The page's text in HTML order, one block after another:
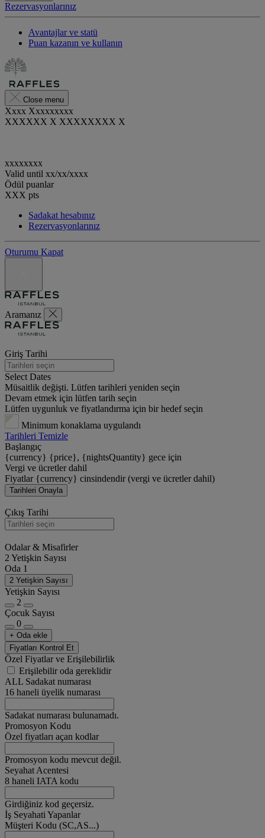
Rezervasyonlarınız
Avantajlar ve statü
Puan kazanın ve kullanın
Close menu
Xxxx Xxxxxxxxx
XXXXXX X XXXXXXXX X
xxxxxxxx
Valid until xx/xx/xxxx
Ödül puanlar
XXX pts
Sadakat hesabınız
Rezervasyonlarınız
Oturumu Kapat
Aramanız
Giriş Tarihi
Select Dates
Müsaitlik değişti. Lütfen tarihleri yeniden seçin
Devam etmek için lütfen tarih seçin
Lütfen uygunluk ve fiyatlandırma için bir hedef seçin
Minimum konaklama uygulandı
Tarihleri Temizle
Başlangıç
{currency} {price}, {nightsQuantity} gece için
Vergi ve ücretler dahil
Fiyatlar {currency} cinsindendir (vergi ve ücretler dahil)
Tarihleri Onayla
Çıkış Tarihi
Odalar & Misafirler
2 Yetişkin Sayısı
Oda 1
2 Yetişkin Sayısı
Yetişkin Sayısı
2
Çocuk Sayısı
0
+ Oda ekle
Fiyatları Kontrol Et
Özel Fiyatlar ve Erişilebilirlik
Erişilebilir oda gereklidir
ALL Sadakat numarası
16 haneli üyelik numarası
Sadakat numarası bulunamadı.
Promosyon Kodu
Özel fiyatları açan kodlar
Promosyon kodu mevcut değil.
Seyahat Acentesi
8 haneli IATA kodu
Girdiğiniz kod geçersiz.
İş Seyahati Yapanlar
Müşteri Kodu (SC,AS...)